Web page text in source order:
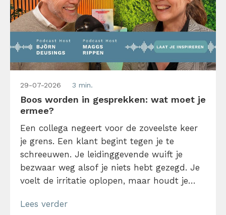
29-07-2026 3 min.
Boos worden in gesprekken: wat moet je
ermee?
Een collega negeert voor de zoveelste keer
je grens. Een klant begint tegen je te
schreeuwen. Je leidinggevende wuift je
bezwaar weg alsof je niets hebt gezegd. Je
voelt de irritatie oplopen, maar houdt je
tenslotte al snel onprofessioneel… of mag
Lees verder